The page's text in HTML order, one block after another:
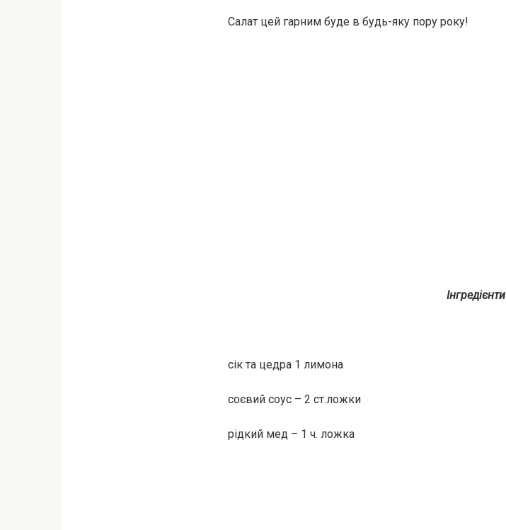
Салат цей гарним буде в будь-яку пору року!
Інгредієнти
сік та цедра 1 лимона
соєвий соус – 2 ст.ложки
рідкий мед – 1 ч. ложка